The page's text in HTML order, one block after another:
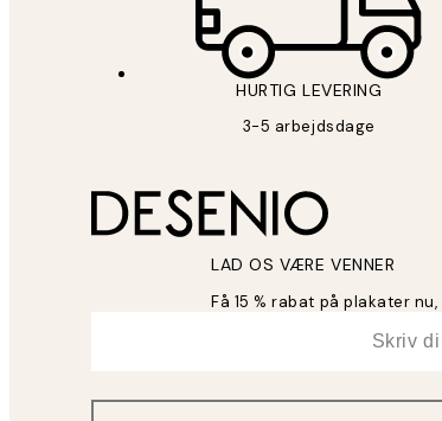
HURTIG LEVERING
3-5 arbejdsdage
LAD OS VÆRE VENNER
Få 15 % rabat på plakater